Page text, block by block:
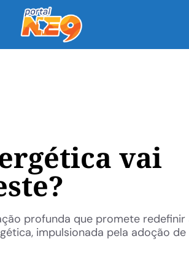
vai
profunda que promete redefinir
impulsionada pela adoção